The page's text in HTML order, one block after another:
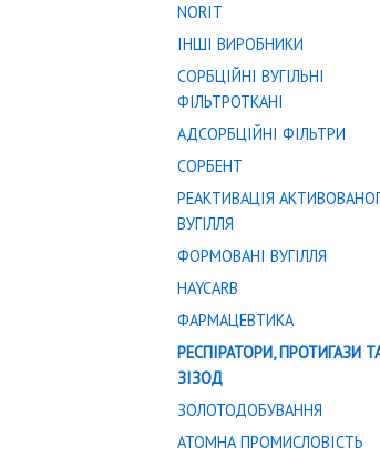
NORIT
ІНШІ ВИРОБНИКИ
СОРБЦІЙНІ ВУГІЛЬНІ
ФІЛЬТРОТКАНІ
АДСОРБЦІЙНІ ФІЛЬТРИ
СОРБЕНТ
РЕАКТИВАЦІЯ
ВУГІЛЛЯ
ФОРМОВАНІ ВУГІЛЛЯ
HAYCARB
ФАРМАЦЕВТИКА
РЕСПІРАТОРИ, ПРОТИГАЗИ
ЗІЗОД
ЗОЛОТОДОБУВАННЯ
АТОМНА ПРОМИСЛОВІСТЬ